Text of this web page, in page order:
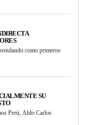
como primeros
SU
Perú, Aldo Carlos